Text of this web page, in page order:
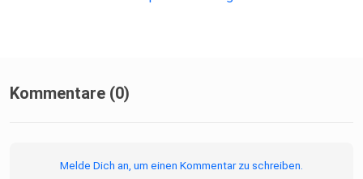
Kommentare (0)
Melde Dich an, um einen Kommentar zu schreiben.